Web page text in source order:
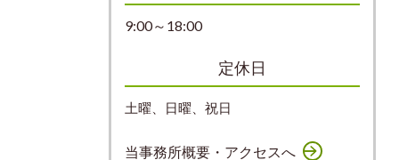
9:00～18:00
定休日
土曜、日曜、祝日
当事務所概要・アクセスへ